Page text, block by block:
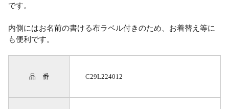
です。
内側にはお名前の書ける布ラベル付きのため、お着替え等に
も便利です。
品 番 C29L224012